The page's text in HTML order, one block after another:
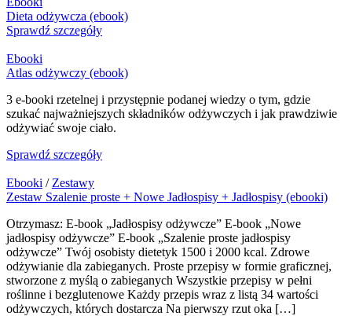
Dieta odżywcza (ebook)
Sprawdź szczegóły
Ebooki
Atlas odżywczy (ebook)
3 e-booki rzetelnej i przystępnie podanej wiedzy o tym, gdzie
szukać najważniejszych składników odżywczych i jak prawdziwie
odżywiać swoje ciało.
Sprawdź szczegóły
Ebooki / Zestawy
Zestaw Szalenie proste + Nowe Jadłospisy + Jadłospisy (ebooki)
Otrzymasz: E-book „Jadłospisy odżywcze” E-book „Nowe
jadłospisy odżywcze” E-book „Szalenie proste jadłospisy
odżywcze” Twój osobisty dietetyk 1500 i 2000 kcal. Zdrowe
odżywianie dla zabieganych. Proste przepisy w formie graficznej,
stworzone z myślą o zabieganych Wszystkie przepisy w pełni
roślinne i bezglutenowe Każdy przepis wraz z listą 34 wartości
odżywczych, których dostarcza Na pierwszy rzut oka […]